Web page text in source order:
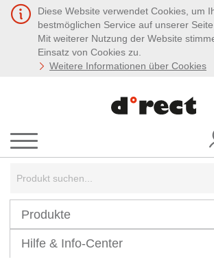
Diese Website verwendet Cookies, um
bestmöglichen Service auf unserer Seite
Mit weiterer Nutzung der Website
Einsatz von Cookies zu.
Weitere Informationen über Cookies
Menü
Produkte
Hilfe & Info-Center